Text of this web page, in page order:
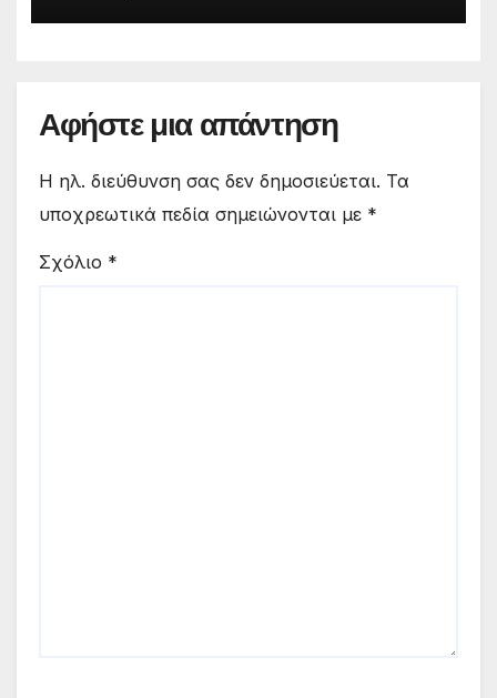
Αφήστε μια απάντηση
Η ηλ. διεύθυνση σας δεν δημοσιεύεται. Τα
υποχρεωτικά πεδία σημειώνονται με *
Σχόλιο *